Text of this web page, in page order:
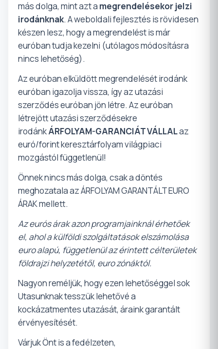
más dolga, mint azt a megrendelésekor jelzi
irodánknak. A weboldali fejlesztés is rövidesen
készen lesz, hogy a megrendelést is már
euróban tudja kezelni (utólagos módosításra
nincs lehetőség).
Az euróban elküldött megrendelését irodánk
euróban igazolja vissza, így az utazási
szerződés euróban jön létre. Az euróban
létrejött utazási szerződésekre
irodánkÁRFOLYAM-GARANCIÁT VÁLLALaz
euró/forint keresztárfolyam világpiaci
mozgástól függetlenül!
Önnek nincs más dolga, csak a döntés
meghozatala az ÁRFOLYAM GARANTÁLT EURO
ÁRAK mellett.
Az eurós árak azon programjainknál érhetőek
el, ahol a külföldi szolgáltatások elszámolása
euro alapú, függetlenül az érintett célterületek
földrajzi helyzetétől, euro zónáktól.
Nagyon reméljük, hogy ezen lehetőséggel sok
Utasunknak tesszük lehetővé a
kockázatmentes utazását, áraink garantált
érvényesítését.
Várjuk Önt is a fedélzeten,